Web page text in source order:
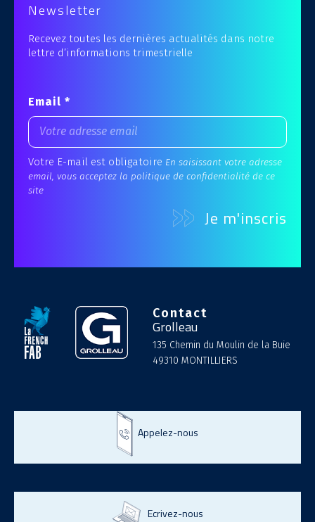
Newsletter
Recevez toutes les dernières actualités dans notre
lettre d’informations trimestrielle
Email *
Votre E-mail est obligatoire En saisissant votre adresse
email, vous acceptez la politique de confidentialité de ce
site
Contact
Grolleau
135 Chemin du Moulin de la Buie
49310 MONTILLIERS
Appelez-nous
Ecrivez-nous